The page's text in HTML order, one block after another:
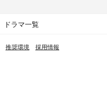
ドラマ一覧
推奨環境 採用情報